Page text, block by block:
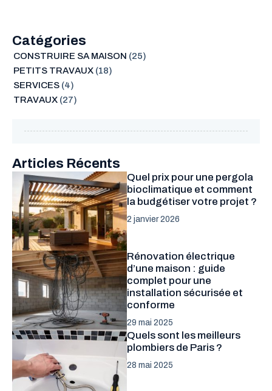
Catégories
CONSTRUIRE SA MAISON (25)
PETITS TRAVAUX(18)
SERVICES(4)
TRAVAUX(27)
Articles Récents
Quel prix pour une pergola
bioclimatique et comment
la budgétiser votre projet ?
2 janvier 2026
Rénovation électrique
d’une maison : guide
complet pour une
installation sécurisée et
conforme
29 mai 2025
Quels sont les meilleurs
plombiers de Paris ?
28 mai 2025